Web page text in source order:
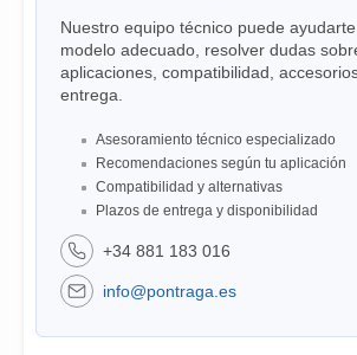
Nuestro equipo técnico puede
modelo adecuado, resolver dudas
aplicaciones, compatibilidad,
entrega.
Asesoramiento técnico especializado
Recomendaciones según tu aplicación
Compatibilidad y alternativas
Plazos de entrega y disponibilidad
+34 881 183 016
info@pontraga.es